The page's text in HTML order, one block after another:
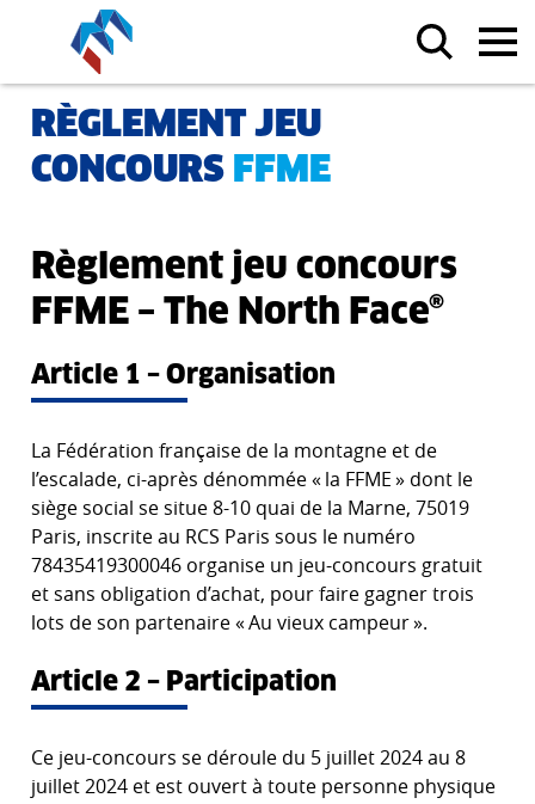
RÈGLEMENT JEU
CONCOURS FFME
Règlement jeu concours
FFME – The North Face®
Article 1 – Organisation
La Fédération française de la montagne et de
l’escalade, ci-après dénommée « la FFME » dont le
siège social se situe 8-10 quai de la Marne, 75019
Paris, inscrite au RCS Paris sous le numéro
78435419300046 organise un jeu-concours gratuit
et sans obligation d’achat, pour faire gagner trois
lots de son partenaire « Au vieux campeur ».
Article 2 – Participation
Ce jeu-concours se déroule du 5 juillet 2024 au 8
juillet 2024 et est ouvert à toute personne physique